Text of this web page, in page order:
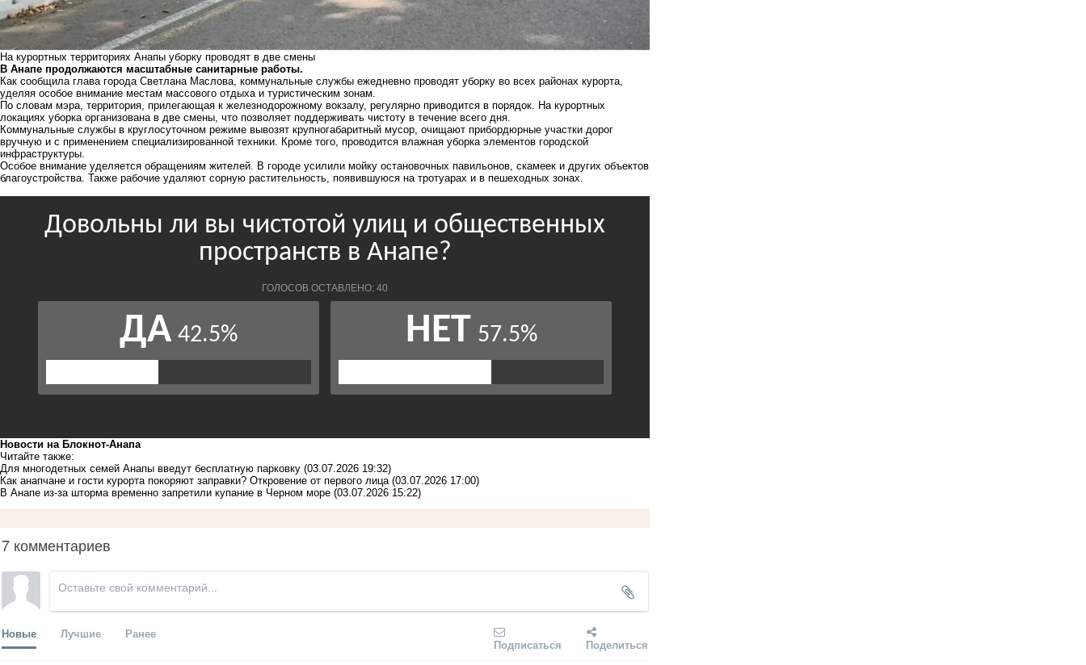
На курортных территориях Анапы уборку проводят в две смены
В Анапе продолжаются масштабные санитарные работы.
Как сообщила глава города Светлана Маслова, коммунальные службы ежедневно проводят уборку во всех районах курорта,
уделяя особое внимание местам массового отдыха и туристическим зонам.
По словам мэра, территория, прилегающая к железнодорожному вокзалу, регулярно приводится в порядок. На курортных
локациях уборка организована в две смены, что позволяет поддерживать чистоту в течение всего дня.
Коммунальные службы в круглосуточном режиме вывозят крупногабаритный мусор, очищают прибордюрные участки дорог
вручную и с применением специализированной техники. Кроме того, проводится влажная уборка элементов городской
инфраструктуры.
Особое внимание уделяется обращениям жителей. В городе усилили мойку остановочных павильонов, скамеек и других объектов
благоустройства. Также рабочие удаляют сорную растительность, появившуюся на тротуарах и в пешеходных зонах.
Новости на Блoкнoт-Анапа
Читайте также:
Для многодетных семей Анапы введут бесплатную парковку (03.07.2026 19:32)
Как анапчане и гости курорта покоряют заправки? Откровение от первого лица (03.07.2026 17:00)
В Анапе из-за шторма временно запретили купание в Черном море (03.07.2026 15:22)
7 комментариев
Новые Лучшие Ранее
Подписаться Поделиться